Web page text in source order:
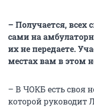
– Получается, всех
сами на
их не передаете.
местах вам в этом
– В ЧОКБ есть своя
которой